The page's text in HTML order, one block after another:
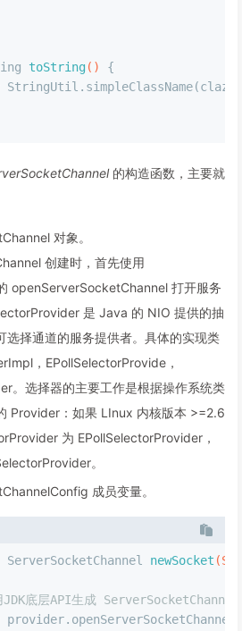
toString()
{
的构造函数，主要就
对象。
创建时，首先使用
openServerSocketChannel 打开服务
是 Java 的 NIO 提供的抽
选择通道的服务提供者。具体的实现类
，EPollSelectorProvide，
。选择器的主要工作是根据操作系统类
Provider：如果 LInux 内核版本 >=2.6
为 EPollSelectorProvider，
。
成员变量。
ServerSocketChannel newSocket
底层API生成 ServerSocketChannel